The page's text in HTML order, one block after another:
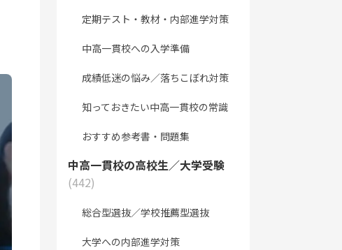
定期テスト・教材・内部進学対策
中高一貫校への入学準備
成績低迷の悩み／落ちこぼれ対策
知っておきたい中高一貫校の常識
おすすめ参考書・問題集
中高一貫校の高校生／大学受験
(442)
総合型選抜／学校推薦型選抜
大学への内部進学対策